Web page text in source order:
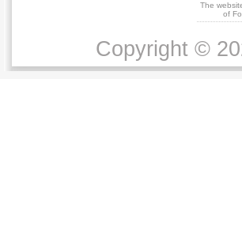
The
of
Copyright ©